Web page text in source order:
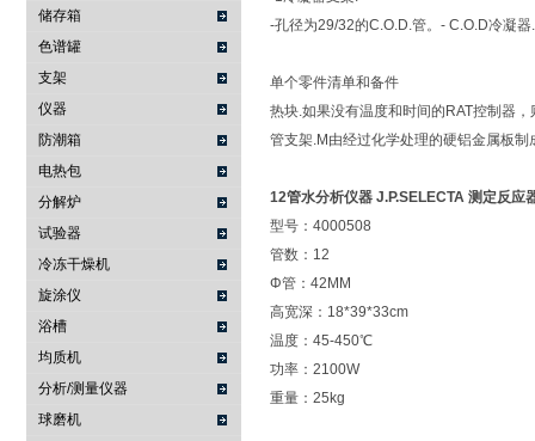
储存箱
色谱罐
支架
仪器
防潮箱
电热包
分解炉
试验器
冷冻干燥机
旋涂仪
浴槽
均质机
分析/测量仪器
球磨机
-孔径为29/32的C.O.D.管。- C.O.D冷凝器.
单个零件清单和备件
热块.如果没有温度和时间的RAT控制器
管支架.M由经过化学处理的硬铝金属板
12管水分析仪器 J.P.SELECTA 测定反应
型号：4000508
管数：12
Φ管：42MM
高宽深：18*39*33cm
温度：45-450℃
功率：2100W
重量：25kg